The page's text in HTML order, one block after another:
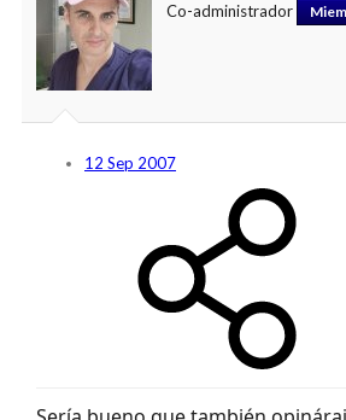
Co-administrador
12 Sep 2007